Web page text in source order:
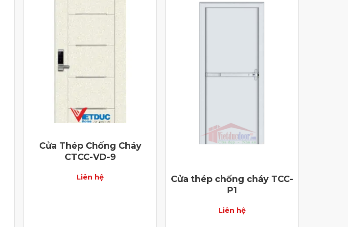
Cửa Thép Chống Cháy
CTCC-VD-9
Liên hệ
Cửa thép chống cháy TCC-
P1
Liên hệ